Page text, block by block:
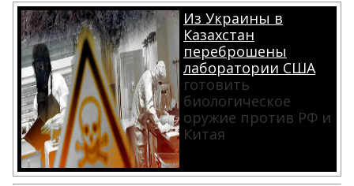
Из Украины в
Казахстан
переброшены
лаборатории США
готовить
биологическое
оружие против РФ и
Китая